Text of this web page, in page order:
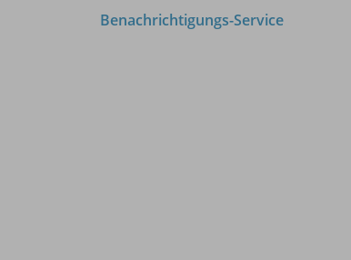
Benachrichtigungs-Service